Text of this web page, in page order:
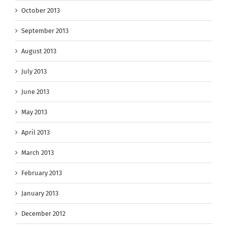
October 2013
September 2013
August 2013
July 2013
June 2013
May 2013
April 2013
March 2013
February 2013
January 2013
December 2012